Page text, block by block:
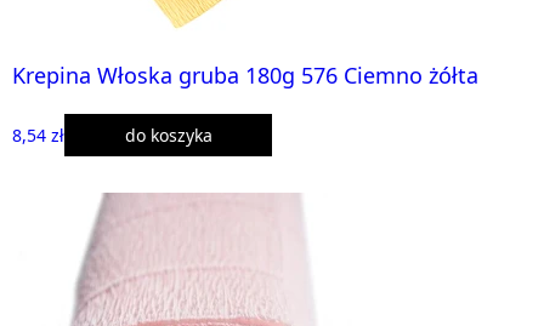
Krepina Włoska gruba 180g 576 Ciemno żółta
8,54 zł do koszyka